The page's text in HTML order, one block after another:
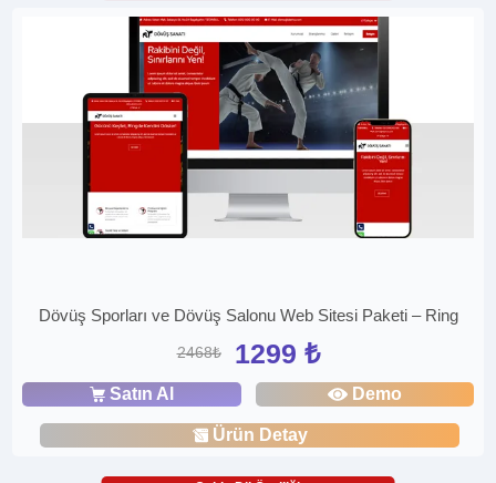
Dövüş Sporları ve Dövüş Salonu Web Sitesi Paketi – Ring
2468₺ 1299 ₺
Satın Al Demo
Ürün Detay